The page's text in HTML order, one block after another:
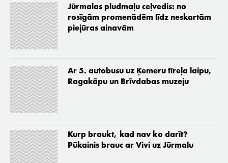
Jūrmalas pludmaļu ceļvedis: no
rosīgām promenādēm līdz neskartām
piejūras ainavām
Ar 5. autobusu uz Ķemeru tīreļa laipu,
Ragakāpu un Brīvdabas muzeju
Kurp braukt, kad nav ko darīt?
Pūkainis brauc ar Vivi uz Jūrmalu